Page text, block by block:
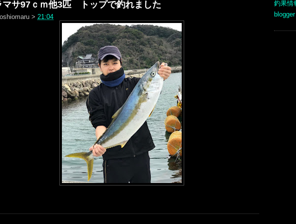
マサ97ｃｍ他3匹 トップで釣れました
> 21:04
釣果情
blogger